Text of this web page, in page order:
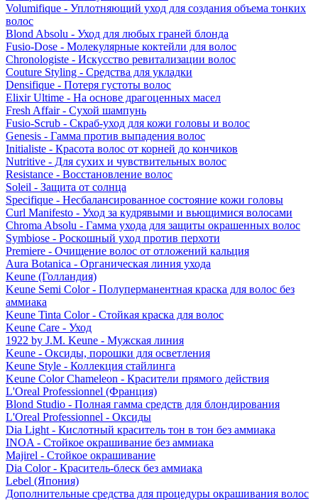
Volumifique - Уплотняющий уход для создания объема тонких
волос
Blond Absolu - Уход для любых граней блонда
Fusio-Dose - Молекулярные коктейли для волос
Chronologiste - Искусство ревитализации волос
Couture Styling - Средства для укладки
Densifique - Потеря густоты волос
Elixir Ultime - На основе драгоценных масел
Fresh Affair - Сухой шампунь
Fusio-Scrub - Скраб-уход для кожи головы и волос
Genesis - Гамма против выпадения волос
Initialiste - Красота волос от корней до кончиков
Nutritive - Для сухих и чувствительных волос
Resistance - Восстановление волос
Soleil - Защита от солнца
Specifique - Несбалансированное состояние кожи головы
Curl Manifesto - Уход за кудрявыми и вьющимися волосами
Chroma Absolu - Гамма ухода для защиты окрашенных волос
Symbiose - Роскошный уход против перхоти
Premiere - Очищение волос от отложений кальция
Aura Botanica - Органическая линия ухода
Keune (Голландия)
Keune Semi Color - Полуперманентная краска для волос без
аммиака
Keune Tinta Color - Стойкая краска для волос
Keune Care - Уход
1922 by J.M. Keune - Мужская линия
Keune - Оксиды, порошки для осветления
Keune Style - Коллекция стайлинга
Keune Color Chameleon - Красители прямого действия
L'Oreal Professionnel (Франция)
Blond Studio - Полная гамма средств для блондирования
L'Oreal Professionnel - Оксиды
Dia Light - Кислотный краситель тон в тон без аммиака
INOA - Стойкое окрашивание без аммиака
Majirel - Стойкое окрашивание
Dia Color - Краситель-блеск без аммиака
Lebel (Япония)
Дополнительные средства для процедуры окрашивания волос